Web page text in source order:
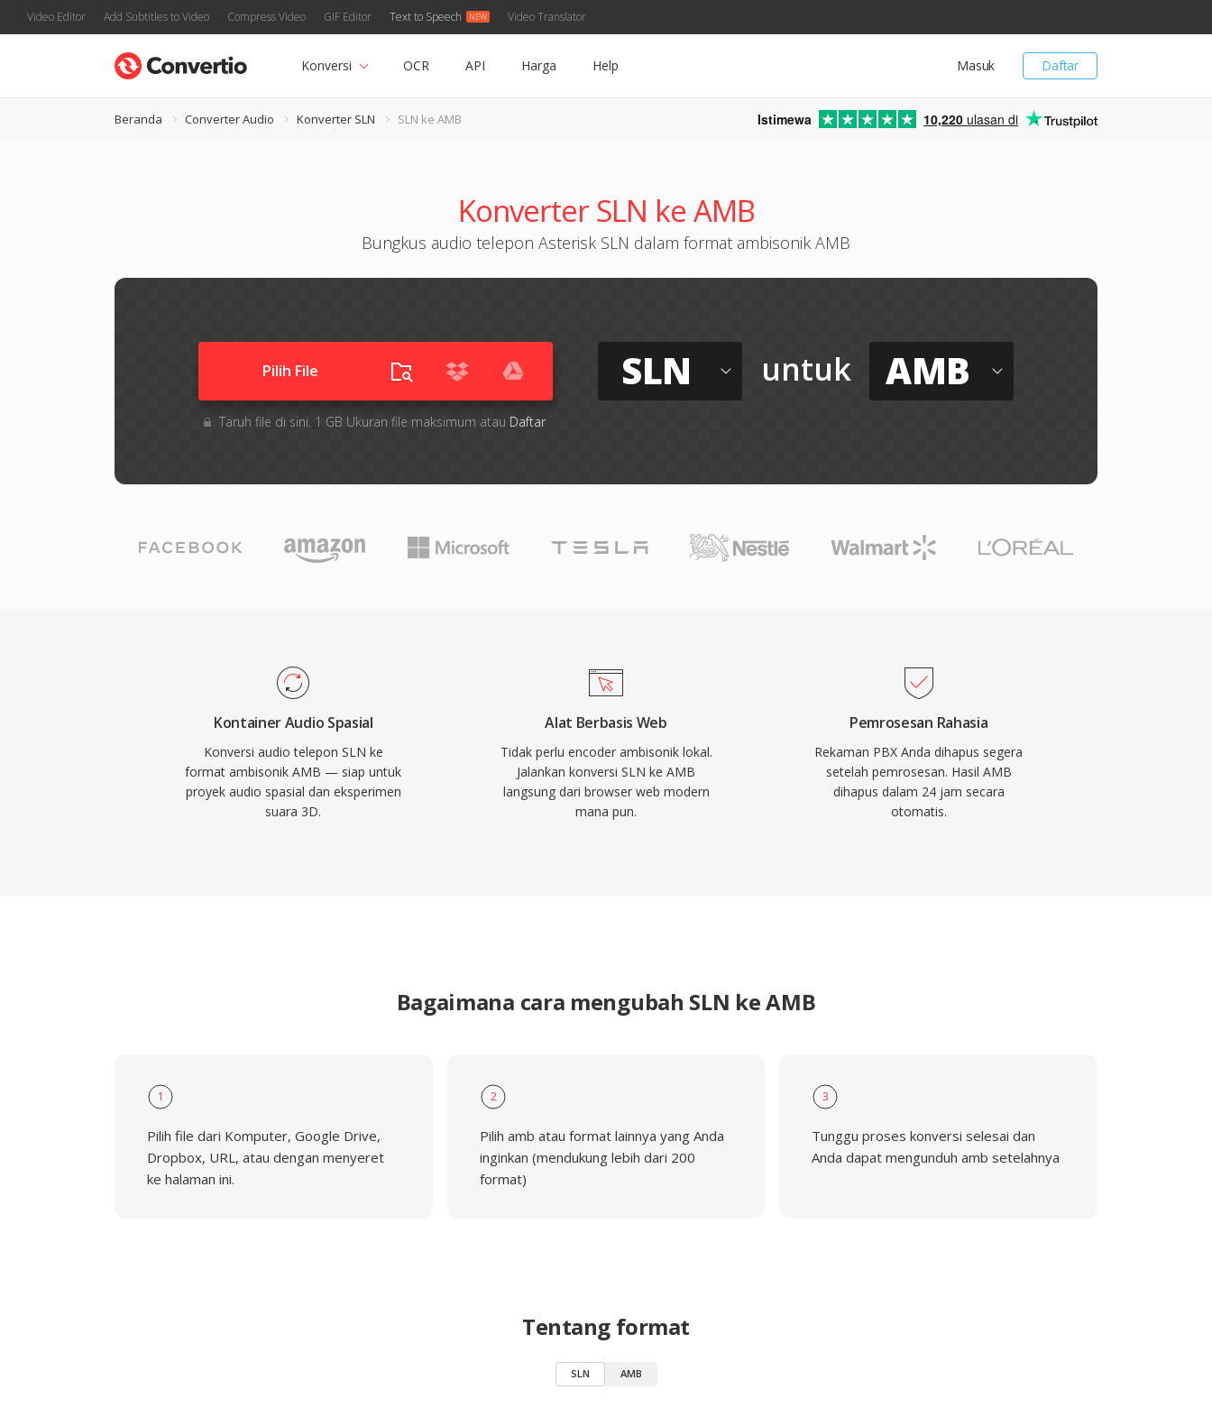
Video Editor Add Subtitles to Video Compress Video GIF Editor Text to Speech Video Translator
Daftar
Masuk
Konversi OCR API Harga Help
Beranda Converter Audio Konverter SLN SLN ke AMB Istimewa 10,220 ulasan di
Konverter SLN ke AMB
Bungkus audio telepon Asterisk SLN dalam format ambisonik AMB
Pilih File
Taruh file di sini. 1 GB Ukuran file maksimum atau Daftar
SLN untuk AMB
Kontainer Audio Spasial
Konversi audio telepon SLN ke
format ambisonik AMB — siap untuk
proyek audio spasial dan eksperimen
suara 3D.
Alat Berbasis Web
Tidak perlu encoder ambisonik lokal.
Jalankan konversi SLN ke AMB
langsung dari browser web modern
mana pun.
Pemrosesan Rahasia
Rekaman PBX Anda dihapus segera
setelah pemrosesan. Hasil AMB
dihapus dalam 24 jam secara
otomatis.
Bagaimana cara mengubah SLN ke AMB
1
Pilih file dari Komputer, Google Drive,
Dropbox, URL, atau dengan menyeret
ke halaman ini.
2
Pilih amb atau format lainnya yang Anda
inginkan (mendukung lebih dari 200
format)
3
Tunggu proses konversi selesai dan
Anda dapat mengunduh amb setelahnya
Tentang format
SLN AMB